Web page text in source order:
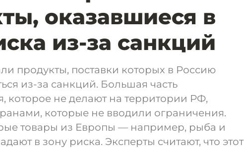
оказавшиеся в
из-за санкций
продукты, поставки которых в Россию
из-за санкций. Большая часть
которое не делают на территории РФ,
которые не вводили ограничения.
товары из Европы — например, рыба и
в зону риска. Эксперты считают, что этот